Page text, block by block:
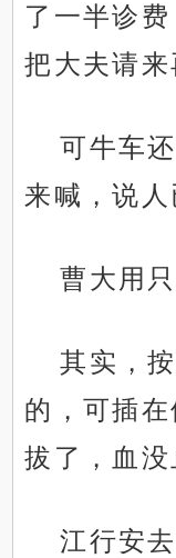
了一半诊
把大夫请来
可牛车
来喊，说人
曹大用
其实，
的，可插
拔了，血没
江行安